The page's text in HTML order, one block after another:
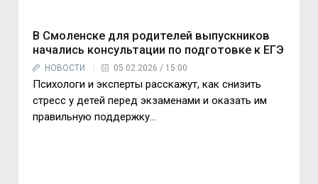
В Смоленске для родителей выпускников
начались консультации по подготовке к ЕГЭ
НОВОСТИ 05.02.2026 / 15:00
Психологи и эксперты расскажут, как снизить
стресс у детей перед экзаменами и оказать им
правильную поддержку...